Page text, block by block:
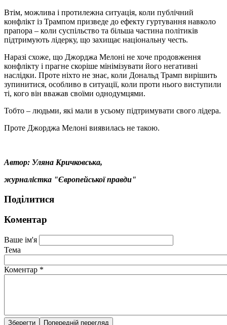
Втім, можлива і протилежна ситуація, коли публічний
конфлікт із Трампом призведе до ефекту гуртування навколо
прапора – коли суспільство та більша частина політиків
підтримують лідерку, що захищає національну честь.
Наразі схоже, що Джорджа Мелоні не хоче продовження
конфлікту і прагне скоріше мінімізувати його негативні
наслідки. Проте ніхто не знає, коли Дональд Трамп вирішить
зупинитися, особливо в ситуації, коли проти нього виступили
ті, кого він вважав своїми однодумцями.
Тобто – людьми, які мали в усьому підтримувати свого лідера.
Проте Джорджа Мелоні виявилась не такою.
Автор: Уляна Кричковська,
журналістка "Європейської правди"
Поділитися
Коментар
Ваше ім'я
Тема
Коментар *